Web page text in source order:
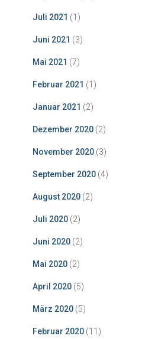
Juli 2021 (1)
Juni 2021 (3)
Mai 2021 (7)
Februar 2021 (1)
Januar 2021 (2)
Dezember 2020 (2)
November 2020 (3)
September 2020 (4)
August 2020 (2)
Juli 2020 (2)
Juni 2020 (2)
Mai 2020 (2)
April 2020 (5)
März 2020 (5)
Februar 2020 (11)